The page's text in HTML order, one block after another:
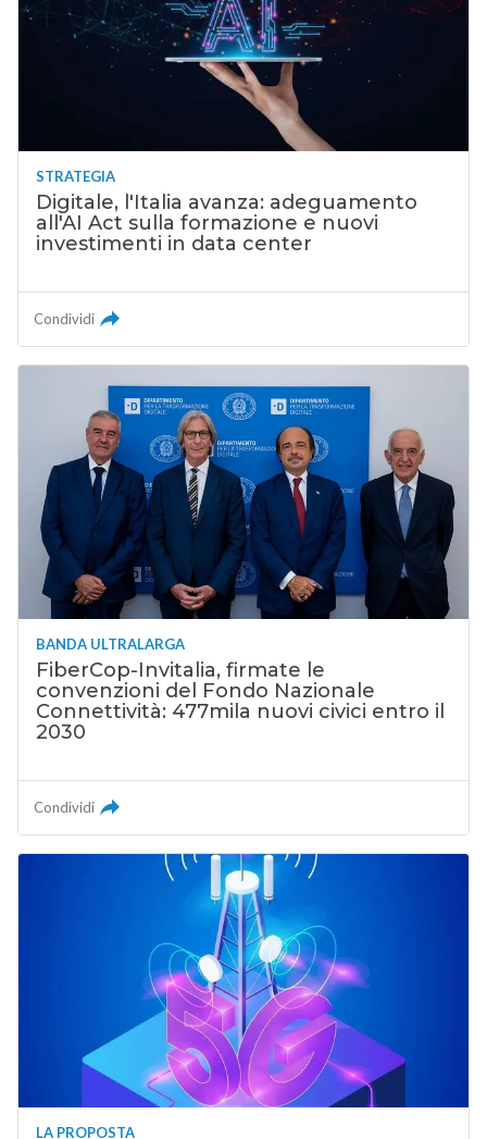
STRATEGIA
Digitale, l'Italia avanza: adeguamento
all'AI Act sulla formazione e nuovi
investimenti in data center
Condividi
BANDA ULTRALARGA
FiberCop-Invitalia, firmate le
convenzioni del Fondo Nazionale
Connettività: 477mila nuovi civici entro il
2030
Condividi
LA PROPOSTA